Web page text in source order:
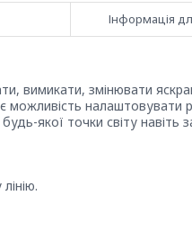
Інформація
вимикати, змінювати
налаштовувати
якої точки світу навіть